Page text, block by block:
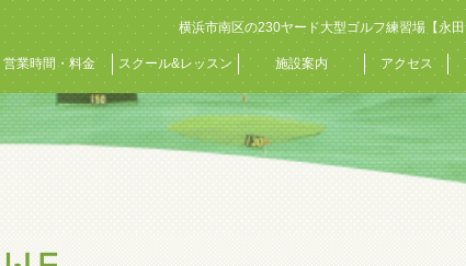
横浜市南区の230ヤード大型ゴルフ練習場【永田
営業時間・料金 スクール&レッスン 施設案内 アクセス